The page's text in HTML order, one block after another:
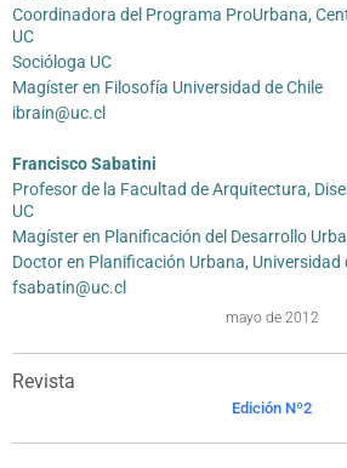
Coordinadora del Programa ProUrbana,
UC
Socióloga UC
Magíster en Filosofía Universidad de Chile
ibrain@uc.cl
Francisco Sabatini
Profesor de la Facultad de Arquitectura,
UC
Magíster en Planificación del Desarrollo
Doctor en Planificación Urbana, Universidad
fsabatin@uc.cl
mayo de 2012
Revista
Edición Nº2